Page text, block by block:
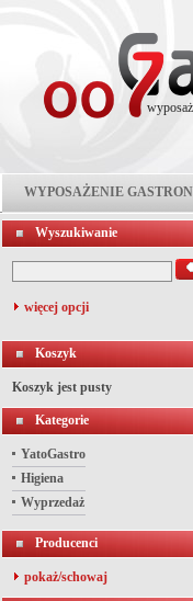
WYPOSAŻENIE
Wyszukiwanie
więcej opcji
Koszyk
Koszyk jest pusty
Kategorie
YatoGastro
Higiena
Wyprzedaż
Producenci
pokaż/schowaj